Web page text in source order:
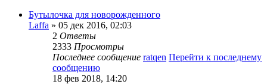
Бутылочка для новорожденного
Laffa » 05 дек 2016, 02:03
2 Ответы
2333 Просмотры
Последнее сообщение ratqen Перейти к последнему
сообщению
18 фев 2018, 14:20